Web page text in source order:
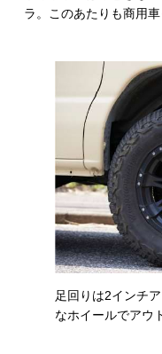
ラ。このあたりも商用
足回りは2インチ
なホイールでアウ